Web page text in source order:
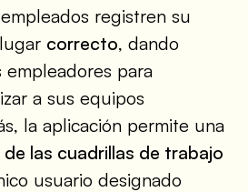
registren su
correcto, dando
para
a sus equipos
la aplicación permite una
las cuadrillas de trabajo
usuario designado